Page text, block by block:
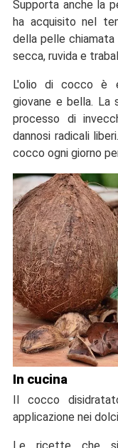
Supporta anche la
ha acquisito nel
della pelle
secca, ruvida e
L'olio di cocco è
giovane e bella. La
processo di
dannosi radicali
cocco ogni giorno
In cucina
Il cocco
applicazione nei
Le ricette che si